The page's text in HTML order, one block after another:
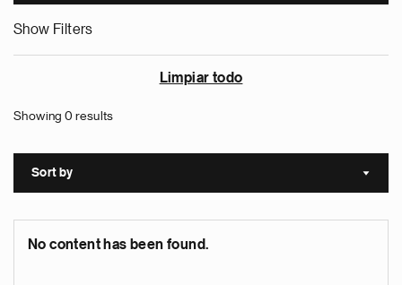
Show Filters
Limpiar todo
Showing 0 results
Sort by Sort
No content has been found.